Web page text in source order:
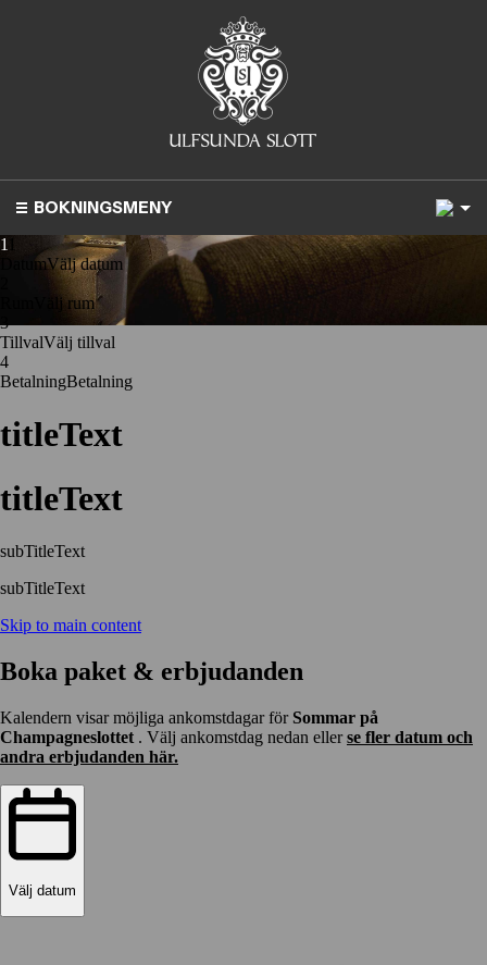
BOKNINGSMENY
1
DatumVälj datum
Välj rum
3
TillvalVälj tillval
4
BetalningBetalning
titleText
titleText
subTitleText
subTitleText
Skip to main content
Boka paket & erbjudanden
Kalendern visar möjliga ankomstdagar för Sommar på
Champagneslottet . Välj ankomstdag nedan ellerse fler datum och
andra erbjudanden här.
Välj datum